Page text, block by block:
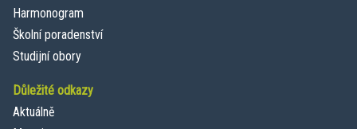
Harmonogram
Školní poradenství
Studijní obory
Důležité odkazy
Aktuálně